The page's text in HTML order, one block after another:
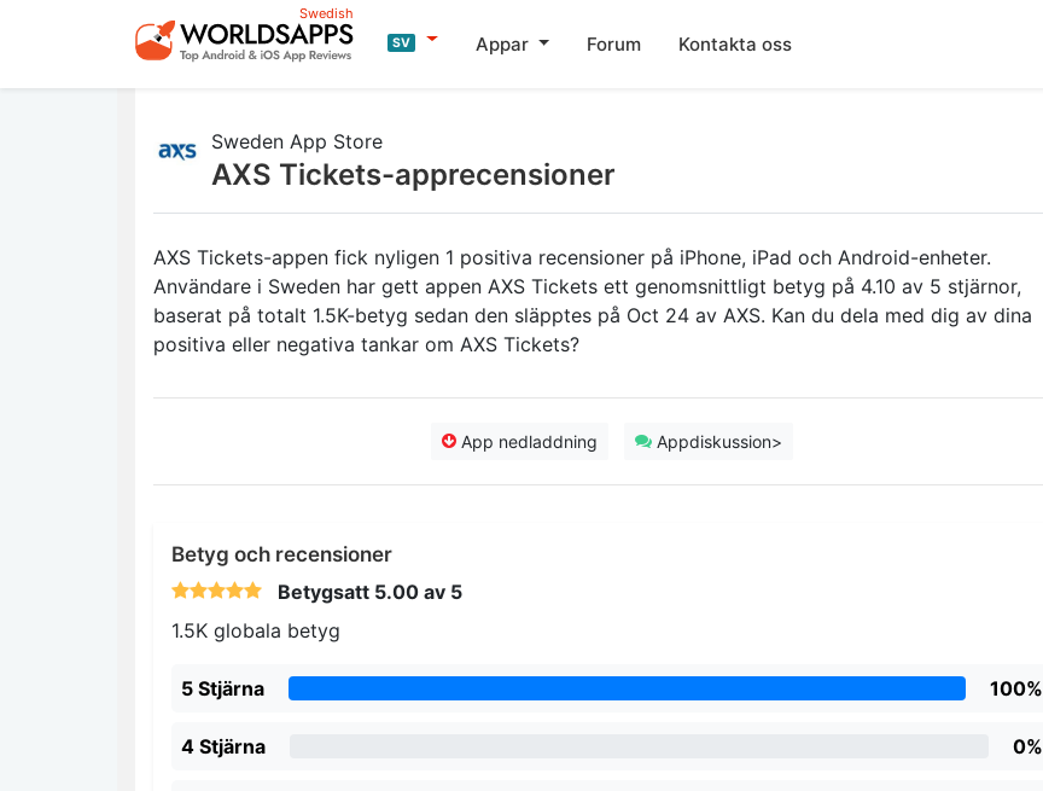
Swedish
SV Appar Forum Kontakta oss
Sweden App Store
AXS Tickets-apprecensioner
AXS Tickets-appen fick nyligen 1 positiva recensioner på iPhone, iPad och Android-enheter.
Användare i Sweden har gett appen AXS Tickets ett genomsnittligt betyg på 4.10 av 5 stjärnor,
baserat på totalt 1.5K-betyg sedan den släpptes på Oct 24 av AXS. Kan du dela med dig av dina
positiva eller negativa tankar om AXS Tickets?
App nedladdning Appdiskussion>
Betyg och recensioner
Betygsatt 5.00 av 5
1.5K globala betyg
5 Stjärna 100%
4 Stjärna 0%